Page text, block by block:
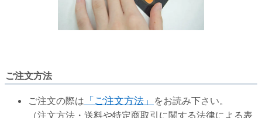
ご注文方法
ご注文の際は 「ご注文方法」 をお読み下さい。
（注文方法・送料や特定商取引に関する法律による表